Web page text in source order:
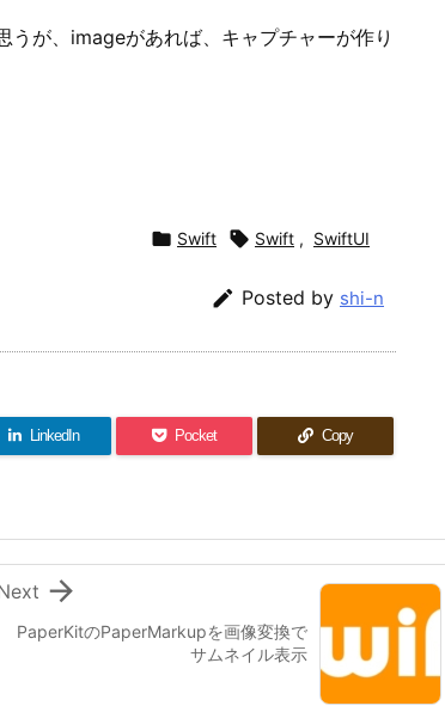
が、imageがあれば、キャプチャーが作り
 Swift  Swift , SwiftUI
 Posted by shi-n
LinkedIn Pocket Copy
PaperKitのPaperMarkupを画像変換で
サムネイル表示
